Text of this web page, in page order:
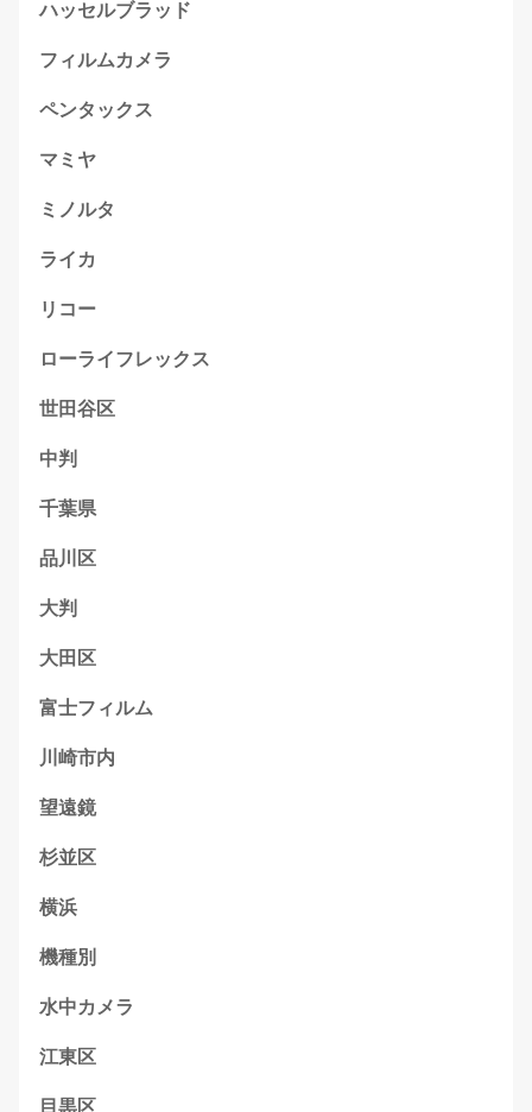
ハッセルブラッド
フィルムカメラ
ペンタックス
マミヤ
ミノルタ
ライカ
リコー
ローライフレックス
世田谷区
中判
千葉県
品川区
大判
大田区
富士フィルム
川崎市内
望遠鏡
杉並区
横浜
機種別
水中カメラ
江東区
目黒区